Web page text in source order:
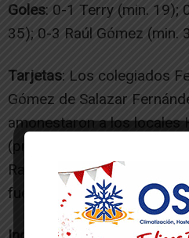
Goles: 0-1 Terry (min. 19);
35); 0-3 Raúl Gómez (min.
Tarjetas: Los colegiados
Gómez de Salazar
amonestaron a los locales
(preparador físico), Chino
Raya y Chicho (preparador
fue expulsado con dos